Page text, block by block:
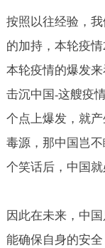
按照以往经验，
的加持，本轮疫情
本轮疫情的爆发
击沉中国-这艘疫
个点上爆发，就
毒源，那中国岂
个笑话后，中国就
因此在未来，中
能确保自身的安